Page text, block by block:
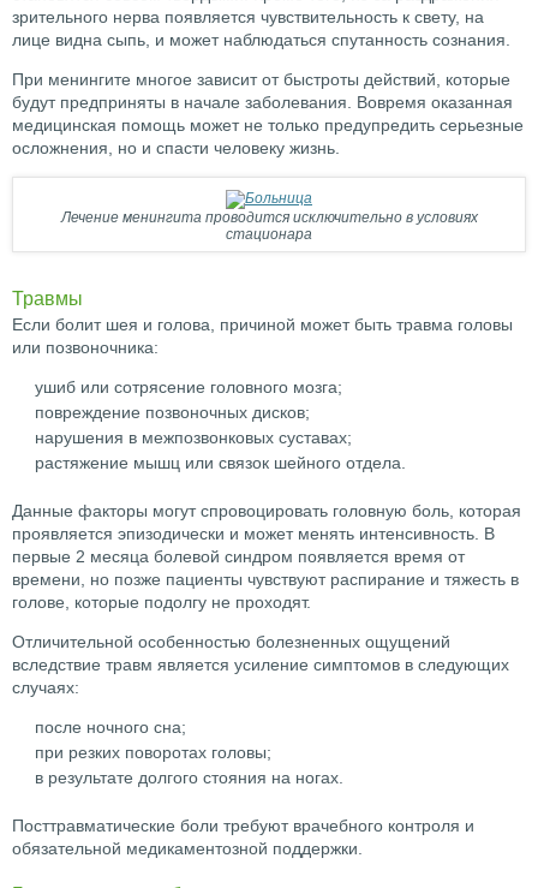
зрительного нерва появляется чувствительность к свету, на
лице видна сыпь, и может наблюдаться спутанность сознания.
При менингите многое зависит от быстроты действий, которые
будут предприняты в начале заболевания. Вовремя оказанная
медицинская помощь может не только предупредить серьезные
осложнения, но и спасти человеку жизнь.
Лечение менингита проводится исключительно в условиях
стационара
Травмы
Если болит шея и голова, причиной может быть травма головы
или позвоночника:
ушиб или сотрясение головного мозга;
повреждение позвоночных дисков;
нарушения в межпозвонковых суставах;
растяжение мышц или связок шейного отдела.
Данные факторы могут спровоцировать головную боль, которая
проявляется эпизодически и может менять интенсивность. В
первые 2 месяца болевой синдром появляется время от
времени, но позже пациенты чувствуют распирание и тяжесть в
голове, которые подолгу не проходят.
Отличительной особенностью болезненных ощущений
вследствие травм является усиление симптомов в следующих
случаях:
после ночного сна;
при резких поворотах головы;
в результате долгого стояния на ногах.
Посттравматические боли требуют врачебного контроля и
обязательной медикаментозной поддержки.